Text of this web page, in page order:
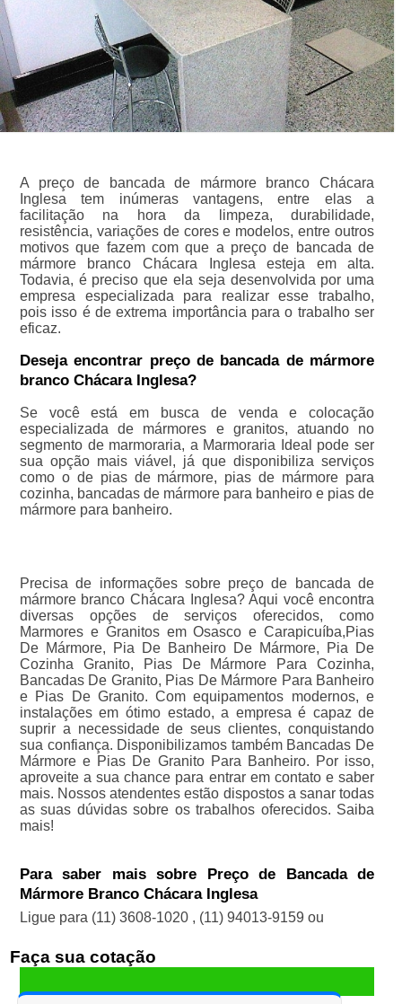
A preço de bancada de mármore branco Chácara
Inglesa tem inúmeras vantagens, entre elas a
facilitação na hora da limpeza, durabilidade,
resistência, variações de cores e modelos, entre outros
motivos que fazem com que a preço de bancada de
mármore branco Chácara Inglesa esteja em alta.
Todavia, é preciso que ela seja desenvolvida por uma
empresa especializada para realizar esse trabalho,
pois isso é de extrema importância para o trabalho ser
eficaz.
Deseja encontrar preço de bancada de mármore
branco Chácara Inglesa?
Se você está em busca de venda e colocação
especializada de mármores e granitos, atuando no
segmento de marmoraria, a Marmoraria Ideal pode ser
sua opção mais viável, já que disponibiliza serviços
como o de pias de mármore, pias de mármore para
cozinha, bancadas de mármore para banheiro e pias de
mármore para banheiro.
Precisa de informações sobre preço de bancada de
mármore branco Chácara Inglesa? Aqui você encontra
diversas opções de serviços oferecidos, como
Marmores e Granitos em Osasco e Carapicuíba,Pias
De Mármore, Pia De Banheiro De Mármore, Pia De
Cozinha Granito, Pias De Mármore Para Cozinha,
Bancadas De Granito, Pias De Mármore Para Banheiro
e Pias De Granito. Com equipamentos modernos, e
instalações em ótimo estado, a empresa é capaz de
suprir a necessidade de seus clientes, conquistando
sua confiança. Disponibilizamos também Bancadas De
Mármore e Pias De Granito Para Banheiro. Por isso,
aproveite a sua chance para entrar em contato e saber
mais. Nossos atendentes estão dispostos a sanar todas
as suas dúvidas sobre os trabalhos oferecidos. Saiba
mais!
Para saber mais sobre Preço de Bancada de
Mármore Branco Chácara Inglesa
Ligue para (11) 3608-1020 , (11) 94013-9159 ou
Faça sua cotação